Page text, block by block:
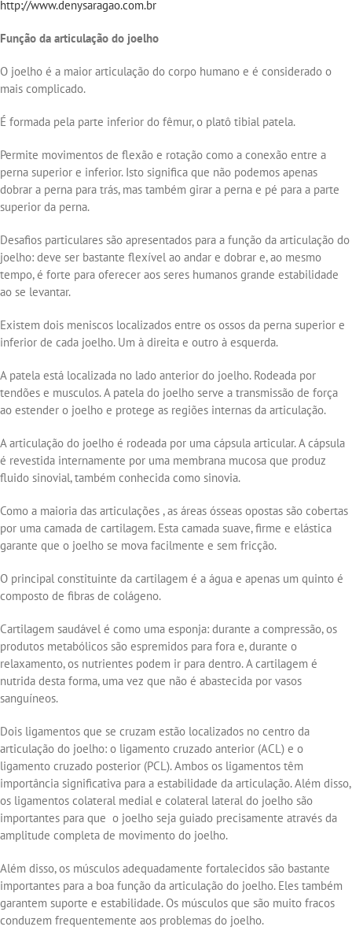
http://www.denysaragao.com.br
Função da articulação do joelho
O joelho é a maior articulação do corpo humano e é considerado o
mais complicado.
É formada pela parte inferior do fêmur, o platô tibial patela.
Permite movimentos de flexão e rotação como a conexão entre a
perna superior e inferior. Isto significa que não podemos apenas
dobrar a perna para trás, mas também girar a perna e pé para a parte
superior da perna.
Desafios particulares são apresentados para a função da articulação do
joelho: deve ser bastante flexível ao andar e dobrar e, ao mesmo
tempo, é forte para oferecer aos seres humanos grande estabilidade
ao se levantar.
Existem dois meniscos localizados entre os ossos da perna superior e
inferior de cada joelho. Um à direita e outro à esquerda.
A patela está localizada no lado anterior do joelho. Rodeada por
tendões e musculos. A patela do joelho serve a transmissão de força
ao estender o joelho e protege as regiões internas da articulação.
A articulação do joelho é rodeada por uma cápsula articular. A cápsula
é revestida internamente por uma membrana mucosa que produz
fluido sinovial, também conhecida como sinovia.
Como a maioria das articulações , as áreas ósseas opostas são cobertas
por uma camada de cartilagem. Esta camada suave, firme e elástica
garante que o joelho se mova facilmente e sem fricção.
O principal constituinte da cartilagem é a água e apenas um quinto é
composto de fibras de colágeno.
Cartilagem saudável é como uma esponja: durante a compressão, os
produtos metabólicos são espremidos para fora e, durante o
relaxamento, os nutrientes podem ir para dentro. A cartilagem é
nutrida desta forma, uma vez que não é abastecida por vasos
sanguíneos.
Dois ligamentos que se cruzam estão localizados no centro da
articulação do joelho: o ligamento cruzado anterior (ACL) e o
ligamento cruzado posterior (PCL). Ambos os ligamentos têm
importância significativa para a estabilidade da articulação. Além disso,
os ligamentos colateral medial e colateral lateral do joelho são
importantes para que o joelho seja guiado precisamente através da
amplitude completa de movimento do joelho.
Além disso, os músculos adequadamente fortalecidos são bastante
importantes para a boa função da articulação do joelho. Eles também
garantem suporte e estabilidade. Os músculos que são muito fracos
conduzem frequentemente aos problemas do joelho.